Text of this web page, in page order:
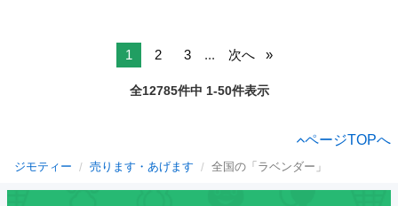
1 2 3 ... 次へ
全12785件中 1-50件表示
ページTOPへ
ジモティー 売ります・あげます 全国の「ラベンダー」